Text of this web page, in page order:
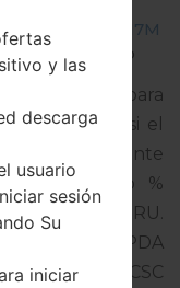
SamsungSM-A217M
de firmware para
verificar si el
inteligente
indicado %
PEO de PERU.
versión PDA
CSC
y las
descarga
usuario
sesión
Su
iniciar